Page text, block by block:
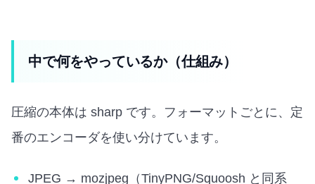
中で何をやっているか（仕組み）
圧縮の本体は sharp です。フォーマットごとに、定
番のエンコーダを使い分けています。
JPEG → mozjpeg（TinyPNG/Squoosh と同系